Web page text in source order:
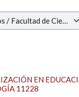
EN
11228